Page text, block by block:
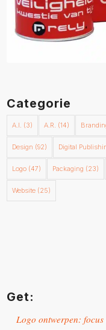
Categorie
A.I. (3) A.R. (14)
Design (92) Digital
Logo (47) Packaging (23)
Website (25)
Get:
Logo ontwerpen: